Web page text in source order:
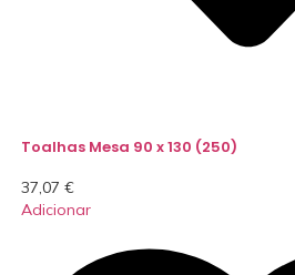
Toalhas Mesa 90 x 130 (250)
37,07 €
Adicionar